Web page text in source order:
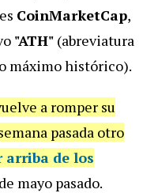
CoinMarketCap,
"ATH" (abreviatura
máximo histórico).
a romper su
pasada otro
arriba de los
mayo pasado.